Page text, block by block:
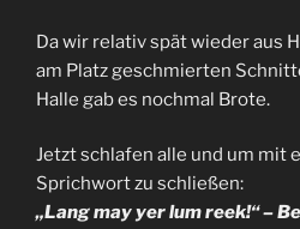
Da wir relativ spät wieder aus
am Platz geschmierten
Halle gab es nochmal Brote.
Jetzt schlafen alle und um mit
Sprichwort zu schließen:
„Lang may yer lum reek!“ –